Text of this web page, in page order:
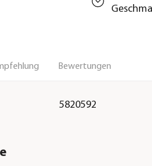
Bewertungen
5820592